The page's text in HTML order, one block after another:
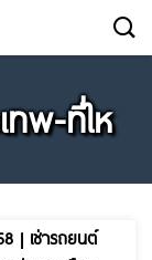
ทพ-ที่ไห
| เช่ารถยนต์